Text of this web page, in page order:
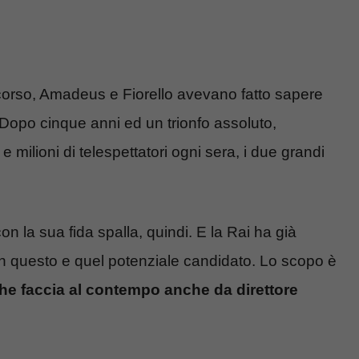
Amadeus e Fiorello avevano fatto sapere
cinque anni ed un trionfo assoluto,
milioni di telespettatori ogni sera, i due grandi
la sua fida spalla, quindi. E la Rai ha già
questo e quel potenziale candidato. Lo scopo è
faccia al contempo anche da direttore